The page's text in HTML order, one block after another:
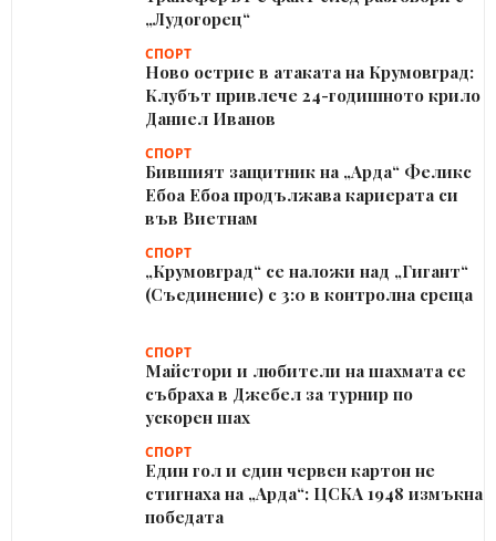
„Лудогорец“
СПОРТ
Ново острие в атаката на Крумовград:
Клубът привлече 24-годишното крило
Даниел Иванов
СПОРТ
Бившият защитник на „Арда“ Феликс
Ебоа Ебоа продължава кариерата си
във Виетнам
СПОРТ
„Крумовград“ се наложи над „Гигант“
(Съединение) с 3:0 в контролна среща
СПОРТ
Майстори и любители на шахмата се
събраха в Джебел за турнир по
ускорен шах
СПОРТ
Един гол и един червен картон не
стигнаха на „Арда“: ЦСКА 1948 измъкна
победата